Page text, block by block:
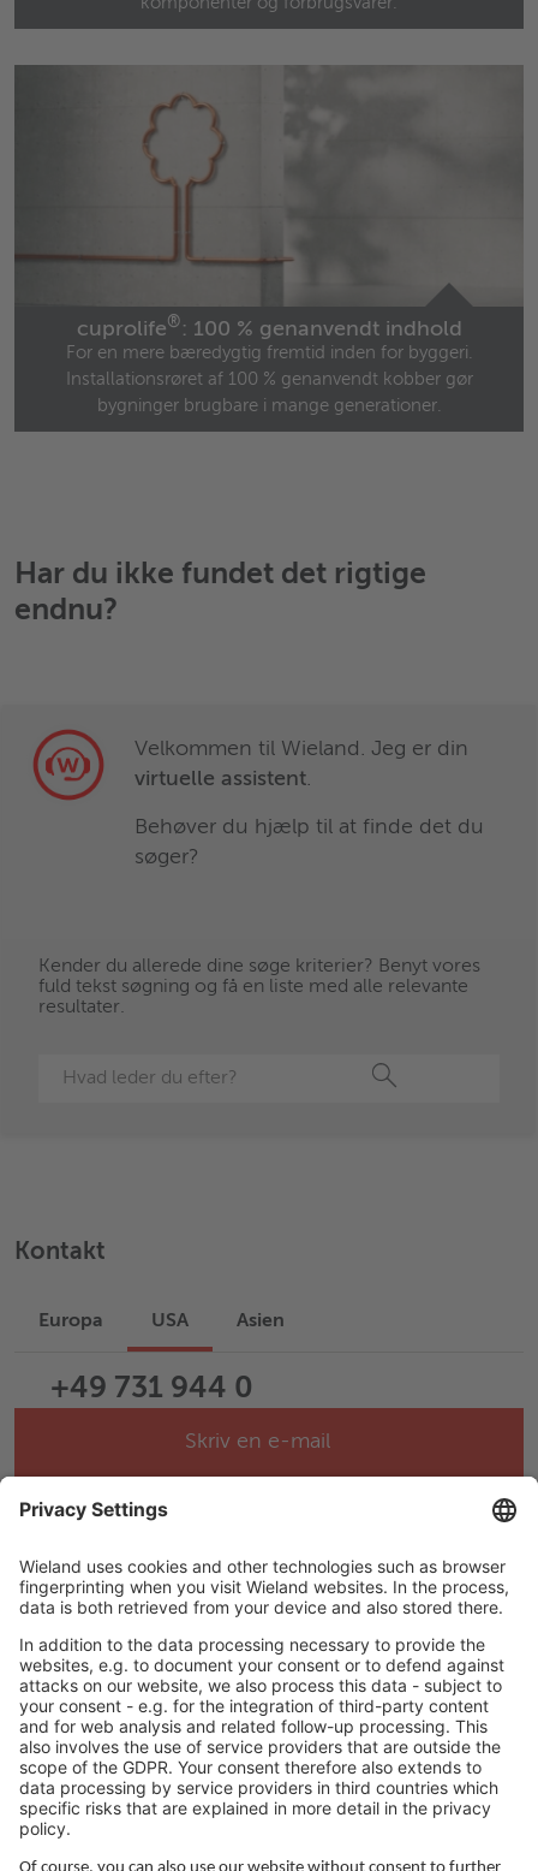
cuprolife® : 100 % genanvendt indhold
For en mere bæredygtig fremtid inden for byggeri.
Installationsrøret af 100 % genanvendt kobber gør
bygninger brugbare i mange generationer.
Har du ikke fundet det rigtige
endnu?
Velkommen til Wieland. Jeg er din
virtuelle assistent.
Behøver du hjælp til at finde det du
søger?
Kender du allerede dine søge kriterier? Benyt vores
fuld tekst søgning og få en liste med alle relevante
resultater.
Kontakt
Europa USA Asien
+49 731 944 0
Skriv en e-mail
Help & Support
Career
LEGAL LINKS
Privatlivspolitik
Aftryk